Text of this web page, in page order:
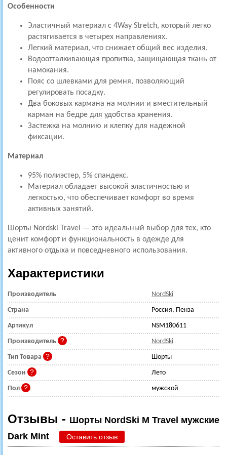
Особенности
Эластичный материал с 4Way Stretch, который легко
растягивается в четырех направлениях.
Легкий материал, что снижает общий вес изделия.
Водоотталкивающая пропитка, защищающая ткань от
намокания.
Пояс со шлевками для ремня, позволяющий
регулировать посадку.
Два боковых кармана на молнии и вместительный
карман на бедре для удобства хранения.
Застежка на молнию и клепку для надежной
фиксации.
Материал
95% полиэстер, 5% спандекс.
Материал обладает высокой эластичностью и
легкостью, что обеспечивает комфорт во время
активных занятий.
Шорты Nordski Travel — это идеальный выбор для тех, кто
ценит комфорт и функциональность в одежде для
активного отдыха и повседневного использования.
Характеристики
Производитель NordSki
Страна Россия, Пенза
Артикул NSM180611
Производитель NordSki
Тип Товара Шорты
Сезон Лето
Пол мужской
Отзывы - Шорты NordSki M Travel мужские
Dark Mint
Оставить отзыв